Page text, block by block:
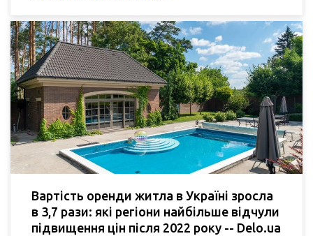
Вартість оренди житла в Україні зросла
в 3,7 рази: які регіони найбільше відчули
підвищення цін після 2022 року -- Delo.ua